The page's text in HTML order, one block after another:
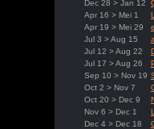
Dec 28 > Jan 12
Apr 16 > Mei 1
Apr 19 > Mei 29
Jul 3 > Aug 15
Jul 12 > Aug 22
Jul 17 > Aug 26
Sep 10 > Nov 19
Oct 2 > Nov 7
Oct 20 > Dec 9
Nov 6 > Dec 1
Dec 4 > Dec 18